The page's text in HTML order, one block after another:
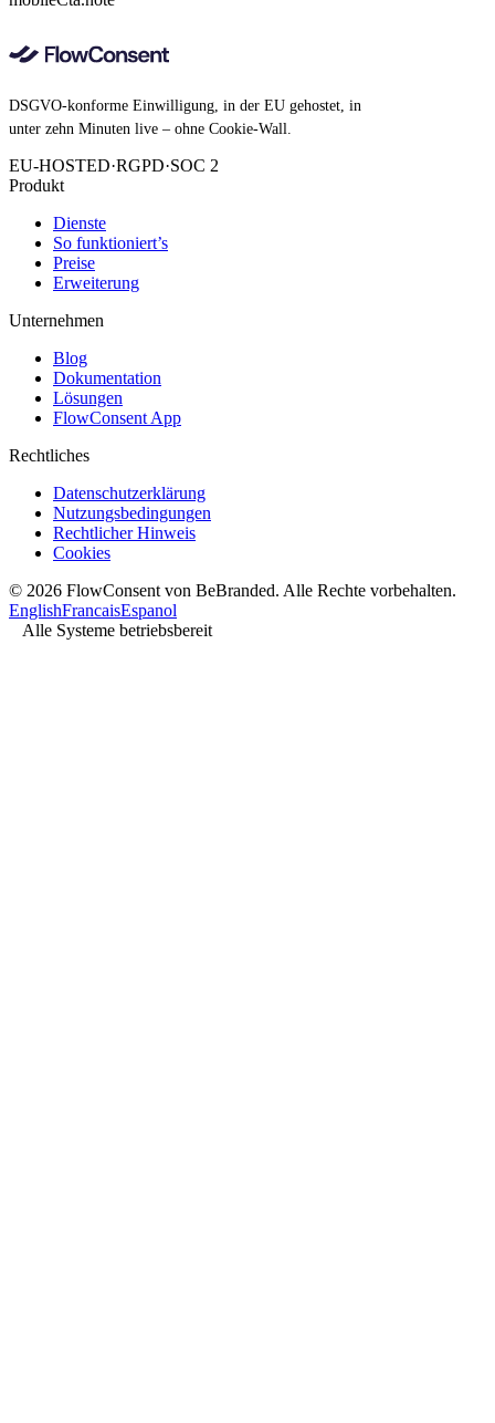
DSGVO-konforme Einwilligung, in der EU gehostet, in
unter zehn Minuten live – ohne Cookie-Wall.
EU-HOSTED·RGPD·SOC 2
Produkt
Dienste
So funktioniert’s
Preise
Erweiterung
Unternehmen
Blog
Dokumentation
Lösungen
FlowConsent App
Rechtliches
Datenschutzerklärung
Nutzungsbedingungen
Rechtlicher Hinweis
Cookies
© 2026 FlowConsent von BeBranded. Alle Rechte vorbehalten.
EnglishFrancaisEspanol
Alle Systeme betriebsbereit